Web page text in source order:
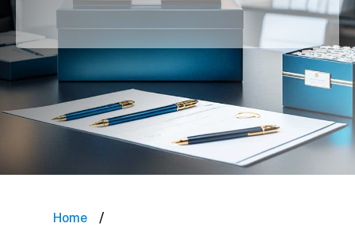
Home /